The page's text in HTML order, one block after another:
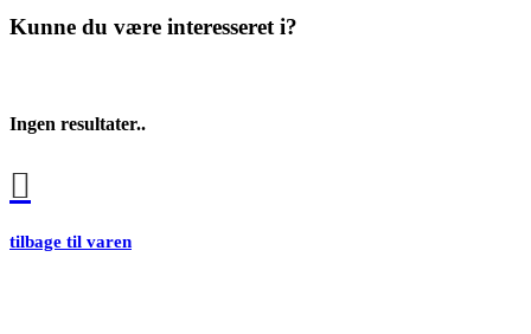
Kunne du være interesseret i?
Ingen resultater..
tilbage til varen